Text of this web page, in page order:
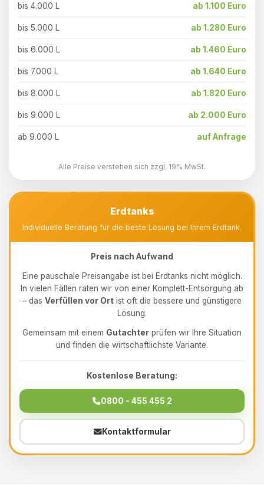
bis 4.000 L ab 1.100 Euro
bis 5.000 L ab 1.280 Euro
bis 6.000 L ab 1.460 Euro
bis 7.000 L ab 1.640 Euro
bis 8.000 L ab 1.820 Euro
bis 9.000 L ab 2.000 Euro
ab 9.000 L auf Anfrage
Alle Preise verstehen sich zzgl. 19% MwSt.
Erdtanks
Individuelle Beratung für die beste Lösung bei Ihrem Erdtank.
Preis nach Aufwand
Eine pauschale Preisangabe ist bei Erdtanks nicht möglich.
In vielen Fällen raten wir von einer Komplett-Entsorgung ab
– das Verfüllen vor Ort ist oft die bessere und günstigere
Lösung.
Gemeinsam mit einem Gutachter prüfen wir Ihre Situation
und finden die wirtschaftlichste Variante.
Kostenlose Beratung:
0800 - 455 455 2
Kontaktformular